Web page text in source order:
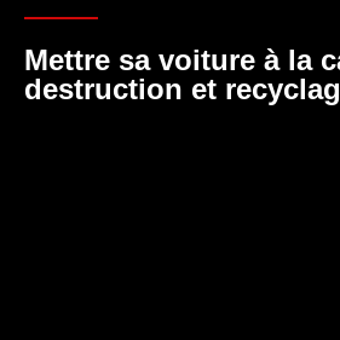
Mettre sa voiture à la
destruction et